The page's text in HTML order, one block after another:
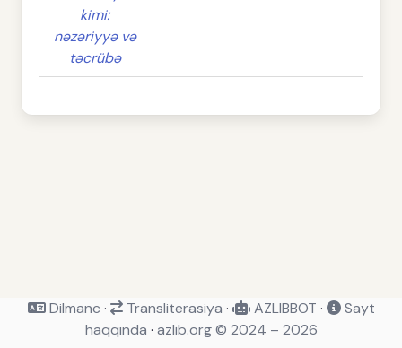
kimi:
nəzəriyyə və
təcrübə
Dilmanc · Transliterasiya · AZLIBBOT ·
Sayt
haqqında · azlib.org © 2024 – 2026